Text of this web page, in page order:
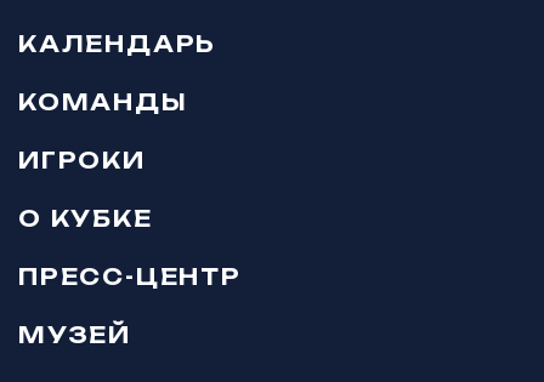
КАЛЕНДАРЬ
КОМАНДЫ
ИГРОКИ
О КУБКЕ
ПРЕСС-ЦЕНТР
МУЗЕЙ